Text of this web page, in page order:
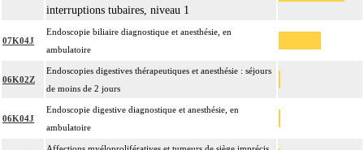
interruptions tubaires, niveau 1
07K04J
Endoscopie biliaire diagnostique et anesthésie, en
ambulatoire
06K02Z
Endoscopies digestives thérapeutiques et anesthésie : séjours
de moins de 2 jours
06K04J
Endoscopie digestive diagnostique et anesthésie, en
ambulatoire